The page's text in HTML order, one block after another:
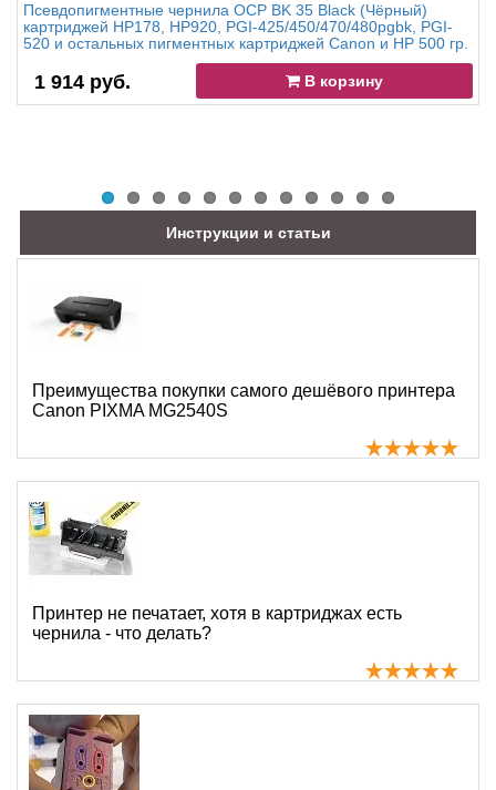
Псевдопигментные чернила OCP BK 35 Black (Чёрный)
картриджей HP178, HP920, PGI-425/450/470/480pgbk, PGI-
520 и остальных пигментных картриджей Canon и HP 500 гр.
1 914 руб. В корзину
Инструкции и статьи
Преимущества покупки самого дешёвого принтера
Canon PIXMA MG2540S
Принтер не печатает, хотя в картриджах есть
чернила - что делать?